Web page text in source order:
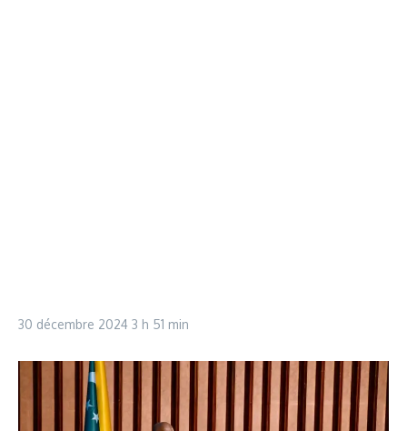
30 décembre 2024 3 h 51 min